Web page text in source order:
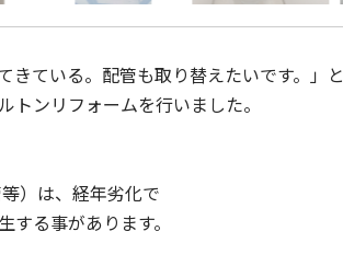
きている。配管も取り替えたいです。」と
ンリフォームを行いました。
）は、経年劣化で
る事があります。